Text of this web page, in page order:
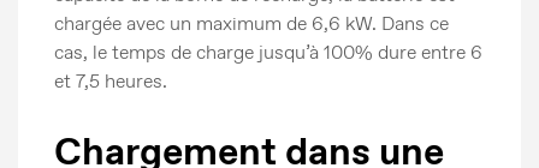
chargée avec un maximum de 6,6 kW. Dans ce
cas, le temps de charge jusqu’à 100% dure entre 6
et 7,5 heures.
Chargement dans une